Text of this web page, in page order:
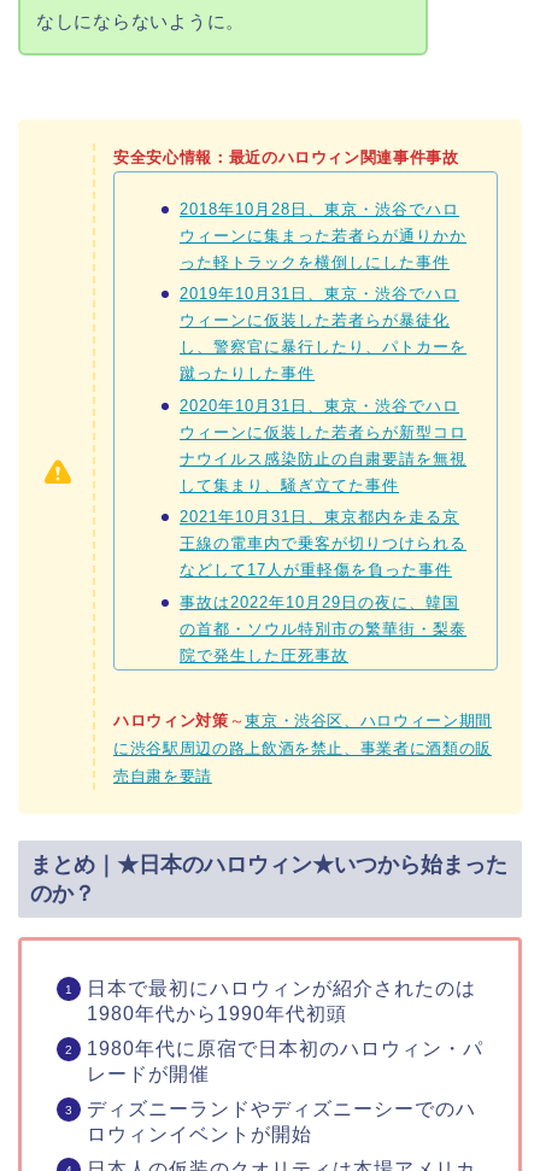
なしにならないように。
安全安心情報：最近のハロウィン関連事件事故
2018年10月28日、東京・渋谷でハロ
ウィーンに集まった若者らが通りかか
った軽トラックを横倒しにした事件
2019年10月31日、東京・渋谷でハロ
ウィーンに仮装した若者らが暴徒化
し、警察官に暴行したり、パトカーを
蹴ったりした事件
2020年10月31日、東京・渋谷でハロ
ウィーンに仮装した若者らが新型コロ
ナウイルス感染防止の自粛要請を無視
して集まり、騒ぎ立てた事件
2021年10月31日、東京都内を走る京
王線の電車内で乗客が切りつけられる
などして17人が重軽傷を負った事件
事故は2022年10月29日の夜に、韓国
の首都・ソウル特別市の繁華街・梨泰
院で発生した圧死事故
ハロウィン対策 ～東京・渋谷区、ハロウィーン期間
に渋谷駅周辺の路上飲酒を禁止、事業者に酒類の販
売自粛を要請
まとめ｜★日本のハロウィン★いつから始まった
のか？
日本で最初にハロウィンが紹介されたのは
1980年代から1990年代初頭
1980年代に原宿で日本初のハロウィン・パ
レードが開催
ディズニーランドやディズニーシーでのハ
ロウィンイベントが開始